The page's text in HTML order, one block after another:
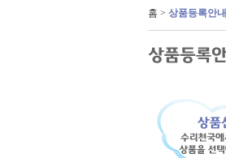
홈 > 상품등록안내